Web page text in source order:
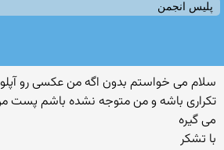
پلیس انجمن
سلام می خواستم بدون اگه من عكسی رو
می گیره
با تشكر